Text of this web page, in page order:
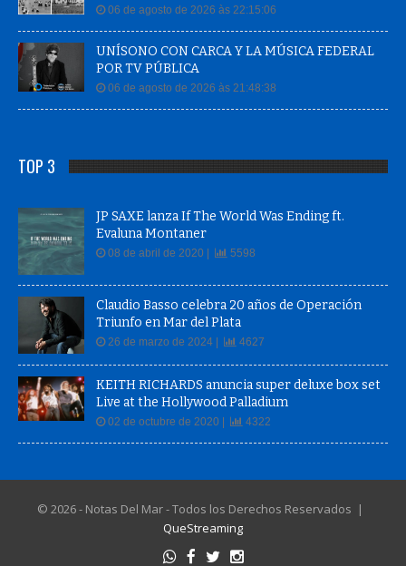
06 de agosto de 2026 às 22:15:06
UNÍSONO CON CARCA Y LA MÚSICA FEDERAL
POR TV PÚBLICA
06 de agosto de 2026 às 21:48:38
TOP 3
JP SAXE lanza If The World Was Ending ft.
Evaluna Montaner
08 de abril de 2020 | 5598
Claudio Basso celebra 20 años de Operación
Triunfo en Mar del Plata
26 de marzo de 2024 | 4627
KEITH RICHARDS anuncia super deluxe box set
Live at the Hollywood Palladium
02 de octubre de 2020 | 4322
© 2026 - Notas Del Mar - Todos los Derechos Reservados |
QueStreaming